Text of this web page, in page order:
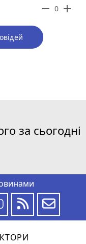
remove 0 add
за сьогодні